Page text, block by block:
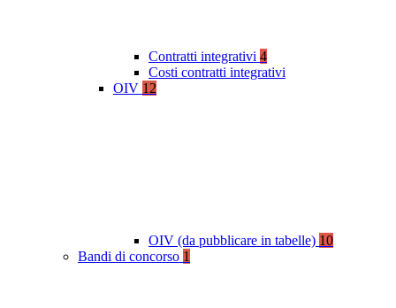
Contratti integrativi 4
Costi contratti integrativi
OIV 12
OIV (da pubblicare in tabelle) 10
Bandi di concorso 1